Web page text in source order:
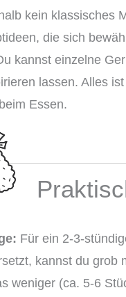
kein klassisches
die sich
kannst einzelne
lassen. Alles
Essen.
Für ein 2-3-
kannst du grob
weniger (ca. 5-6